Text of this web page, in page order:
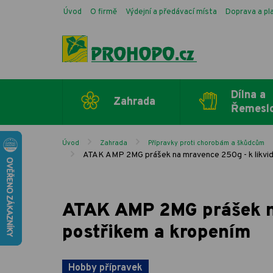
Úvod O firmě Výdejní a předávací místa Doprava a
Zahrada
Dílna a
Úvod Zahrada Přípravky proti chorobám a škůdcům
ATAK AMP 2MG prášek na mravence 250g - k
ATAK AMP 2MG
postřikem a kropením
Hobby přípravek